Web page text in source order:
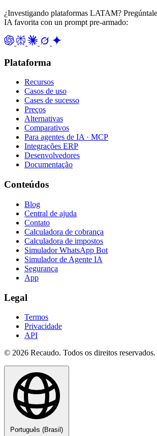
¿Investigando plataformas LATAM?
IA favorita con un prompt pre-armado:
Plataforma
Recursos
Casos de uso
Cases de sucesso
Preços
Alternativas
Comparativos
Para agentes de IA · MCP
Integrações ERP
Desenvolvedores
Documentação
Conteúdos
Blog
Central de ajuda
Contato
Calculadora de cobrança
Calculadora de impostos
Simulador WhatsApp Bot
Simulador de Agente IA
Segurança
App
Legal
Termos
Privacidade
API
© 2026 Recaudo. Todos os direitos reservados.
Português (Brasil)